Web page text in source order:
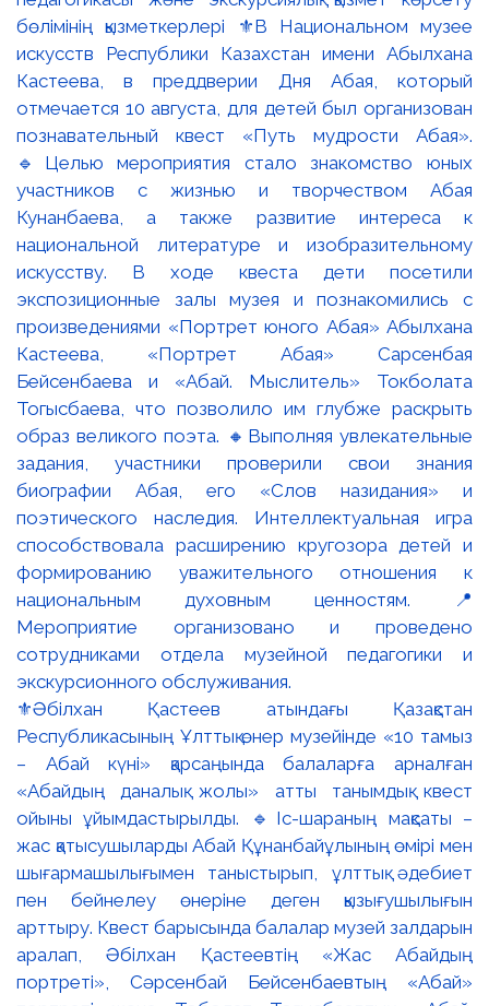
⚜️Әбілхан Қастеев атындағы Қазақстан
Республикасының Ұлттық өнер музейінде «10 тамыз
– Абай күні» қарсаңында балаларға арналған
«Абайдың даналық жолы» атты танымдық квест
ойыны ұйымдастырылды. 🔹Іс-шараның мақсаты –
жас қатысушыларды Абай Құнанбайұлының өмірі мен
шығармашылығымен таныстырып, ұлттық әдебиет
пен бейнелеу өнеріне деген қызығушылығын
арттыру. Квест барысында балалар музей залдарын
аралап, Әбілхан Қастеевтің «Жас Абайдың
портреті», Сәрсенбай Бейсенбаевтың «Абай»